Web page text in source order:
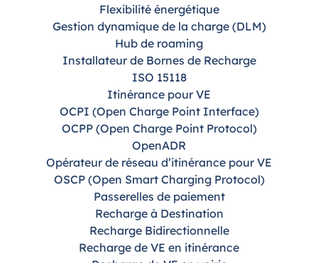
Flexibilité énergétique
Gestion dynamique de la charge (DLM)
Hub de roaming
Installateur de Bornes de Recharge
ISO 15118
Itinérance pour VE
OCPI (Open Charge Point Interface)
OCPP (Open Charge Point Protocol)
OpenADR
Opérateur de réseau d’itinérance pour VE
OSCP (Open Smart Charging Protocol)
Passerelles de paiement
Recharge à Destination
Recharge Bidirectionnelle
Recharge de VE en itinérance